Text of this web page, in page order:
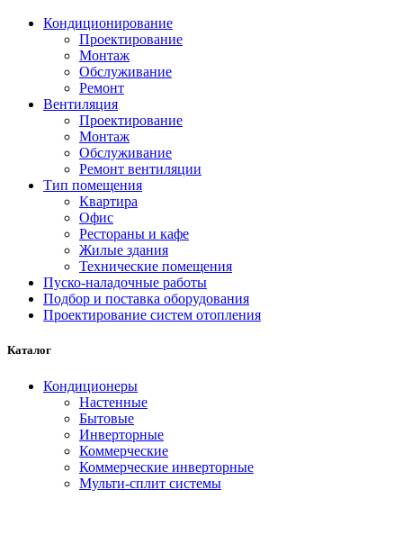
Кондиционирование
Проектирование
Монтаж
Обслуживание
Ремонт
Вентиляция
Проектирование
Монтаж
Обслуживание
Ремонт вентиляции
Тип помещения
Квартира
Офис
Рестораны и кафе
Жилые здания
Технические помещения
Пуско-наладочные работы
Подбор и поставка оборудования
Проектирование систем отопления
Каталог
Кондиционеры
Настенные
Бытовые
Инверторные
Коммерческие
Коммерческие инверторные
Мульти-сплит системы